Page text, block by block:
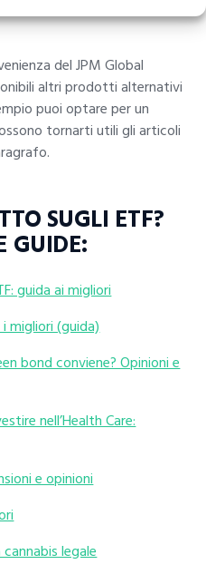
del JPM Global
altri prodotti alternativi
puoi optare per un
tornarti utili gli articoli
SUGLI ETF?
GUIDE:
guida ai migliori
migliori (guida)
bond conviene? Opinioni e
nell’Health Care:
e opinioni
legale